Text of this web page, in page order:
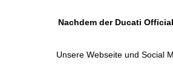
Nachdem der Ducati
Unsere Webseite und Social